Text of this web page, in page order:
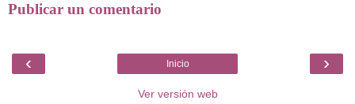
Publicar un comentario
‹ ›
Inicio
Ver versión web